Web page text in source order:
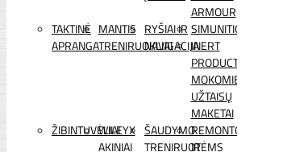
ARMOUR
TAKTINĖ
APRANGA
MANTIS
TRENIRUOKLIAI
RYŠIAI IR
NAVIGACIJA
SIMUNITION
INERT
PRODUCTS
MOKOMIEJI
UŽTAISŲ
MAKETAI
ŽIBINTUVĖLIAI
WILEYX
AKINIAI
ŠAUDYMO
TRENIRUOTĖMS
REMONTO
IR